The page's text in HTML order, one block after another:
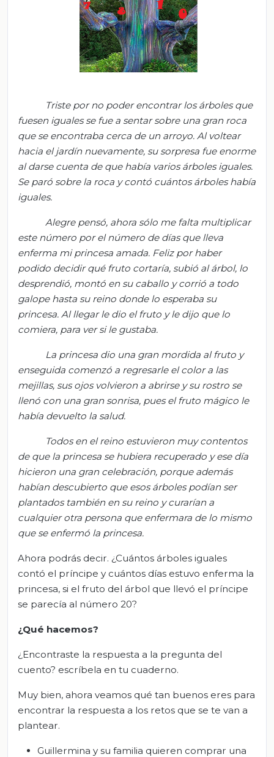
Triste por no poder encontrar los árboles que
fuesen iguales se fue a sentar sobre una gran roca
que se encontraba cerca de un arroyo. Al voltear
hacia el jardín nuevamente, su sorpresa fue enorme
al darse cuenta de quehabía varios árboles iguales.
Se paró sobre la roca y contó cuántos árboles había
iguales.
Alegre pensó, ahora sólo me falta multiplicar
este número por el número de días que lleva
enferma mi princesa amada. Feliz por haber
podido decidir qué fruto cortaría, subió al árbol, lo
desprendió, montó en su caballo y corrió a todo
galope hasta su reino donde lo esperaba su
princesa. Al llegar le dio el fruto y le dijo que lo
comiera, para ver si le gustaba.
La princesa dio una gran mordida al fruto y
enseguida comenzó a regresarle el color a las
mejillas, sus ojos volvieron a abrirse y su rostro se
llenó con una gran sonrisa, pues el fruto mágico le
había devuelto la salud.
Todos en el reino estuvieron muy contentos
de que la princesa se hubiera recuperado y ese día
hicieron una gran celebración, porque además
habían descubierto que esos árboles podían ser
plantados también en su reino y curarían a
cualquier otra persona que enfermara de lo mismo
que se enfermó la princesa.
Ahora podrás decir. ¿Cuántos árboles iguales
contó el príncipe y cuántos días estuvo enferma la
princesa, si el fruto del árbol que llevó el príncipe
se parecía al número 20?
¿Qué hacemos?
¿Encontraste la respuesta a la pregunta del
cuento? escríbela en tu cuaderno.
Muy bien, ahora veamos qué tan buenos eres para
encontrar la respuesta a los retos que se te van a
plantear.
Guillermina y su familia quieren comprar una